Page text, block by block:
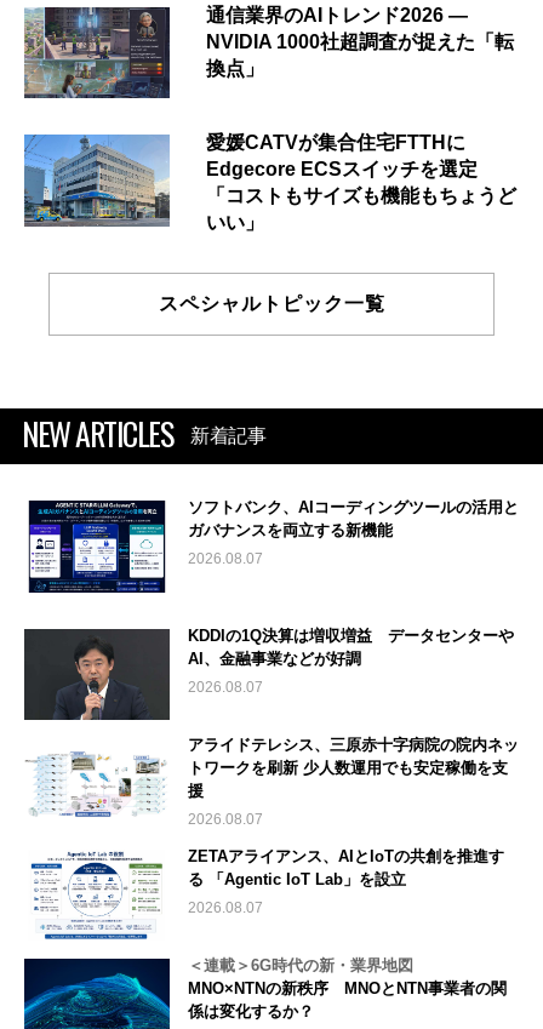
通信業界のAIトレンド2026 ―
NVIDIA 1000社超調査が捉えた「転
換点」
愛媛CATVが集合住宅FTTHに
Edgecore ECSスイッチを選定
「コストもサイズも機能もちょうど
いい」
スペシャルトピック一覧
NEW ARTICLES 新着記事
ソフトバンク、AIコーディングツールの活用と
ガバナンスを両立する新機能
2026.08.07
KDDIの1Q決算は増収増益 データセンターや
AI、金融事業などが好調
2026.08.07
アライドテレシス、三原赤十字病院の院内ネッ
トワークを刷新 少人数運用でも安定稼働を支
援
2026.08.07
ZETAアライアンス、AIとIoTの共創を推進す
る 「Agentic IoT Lab」を設立
2026.08.07
＜連載＞6G時代の新・業界地図
MNO×NTNの新秩序 MNOとNTN事業者の関
係は変化するか？